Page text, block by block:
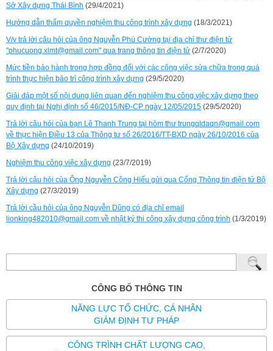
Sở Xây dựng Thái Bình (29/4/2021)
Hướng dẫn thẩm quyền nghiệm thu công trình xây dựng (18/3/2021)
V/v trả lời câu hỏi của ông Nguyễn Phú Cường tại địa chỉ thư điện tử
"phucuong.xlmt@gmail.com" qua trang thông tin điện tử (2/7/2020)
Mức tiền bảo hành trong hợp đồng đối với các công việc sửa chữa trong quá
trình thực hiện bảo trì công trình xây dựng (29/5/2020)
Giải đáp một số nội dung liên quan đến nghiệm thu công việc xây dựng theo
quy định tại Nghị định số 46/2015/NĐ-CP ngày 12/05/2015 (29/5/2020)
Trả lời câu hỏi của bạn Lê Thanh Trung tại hòm thư trungqldaqn@gmail.com
về thực hiện Điều 13 của Thông tư số 26/2016/TT-BXD ngày 26/10/2016 của
Bộ Xây dựng (24/10/2019)
Nghiệm thu công việc xây dựng (23/7/2019)
Trả lời câu hỏi của Ông Nguyễn Công Hiếu gửi qua Cổng Thông tin điện tử Bộ
Xây dựng (27/3/2019)
Trả lời cầu hỏi của ông Nguyễn Dũng có địa chỉ email
lionking482010@gmail.com về nhật ký thi công xây dựng công trình (1/3/2019)
CÔNG BỐ THÔNG TIN
NĂNG LỰC TỔ CHỨC, CÁ NHÂN
GIÁM ĐỊNH TƯ PHÁP
CÔNG TRÌNH CHẤT LƯỢNG CAO,